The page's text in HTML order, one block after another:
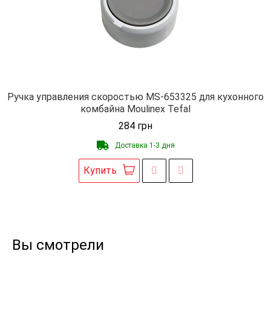
Ручка управления скоростью MS-653325 для кухонного
комбайна Moulinex Tefal
284 грн
Доставка 1-3 дня
Купить
Вы смотрели